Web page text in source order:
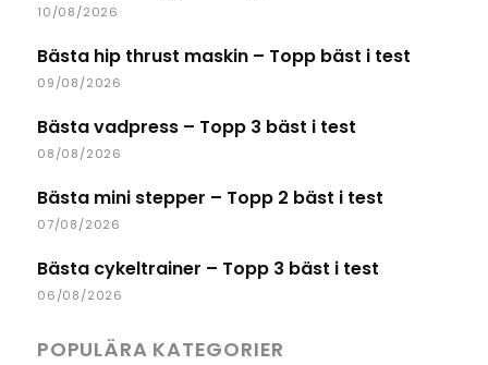
10/08/2026
Bästa hip thrust maskin – Topp bäst i test
09/08/2026
Bästa vadpress – Topp 3 bäst i test
08/08/2026
Bästa mini stepper – Topp 2 bäst i test
07/08/2026
Bästa cykeltrainer – Topp 3 bäst i test
06/08/2026
POPULÄRA KATEGORIER